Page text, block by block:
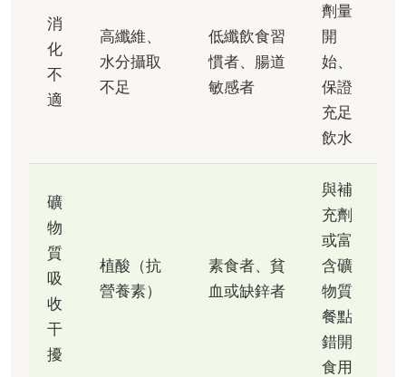
消
化
不
適
高纖維、
水分攝取
不足
低纖飲食習
慣者、腸道
敏感者
劑量
開
始、
保證
充足
飲水
礦
物
質
吸
收
干
擾
植酸（抗
營養素）
素食者、貧
血或缺鋅者
與補
充劑
或富
含礦
物質
餐點
錯開
食用